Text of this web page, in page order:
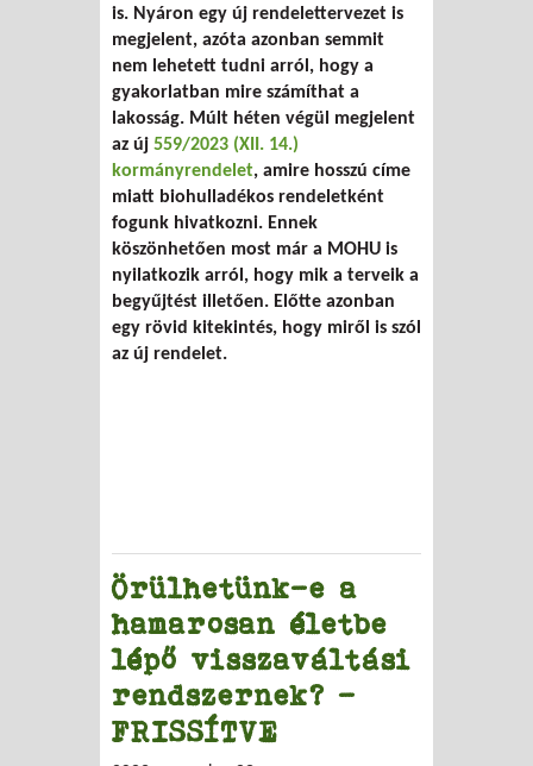
is. Nyáron egy új rendelettervezet is
megjelent, azóta azonban semmit
nem lehetett tudni arról, hogy a
gyakorlatban mire számíthat a
lakosság. Múlt héten végül megjelent
az új 559/2023 (XII. 14.)
kormányrendelet, amire hosszú címe
miatt biohulladékos rendeletként
fogunk hivatkozni. Ennek
köszönhetően most már a MOHU is
nyilatkozik arról, hogy mik a terveik a
begyűjtést illetően. Előtte azonban
egy rövid kitekintés, hogy miről is szól
az új rendelet.
Örülhetünk-e a
hamarosan életbe
lépő visszaváltási
rendszernek? -
FRISSÍTVE